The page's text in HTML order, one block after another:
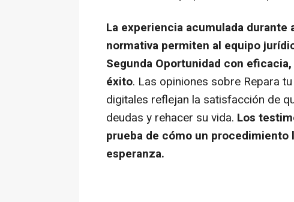
La experiencia acumulada
normativa permiten al equipo
Segunda Oportunidad con eficacia,
éxito. Las opiniones sobre Repara
digitales reflejan la satisfacción de
deudas y rehacer su vida. Los
prueba de cómo un
esperanza.